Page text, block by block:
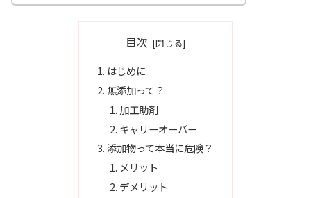
目次
はじめに
無添加って？
加工助剤
キャリーオーバー
添加物って本当に危険？
メリット
デメリット